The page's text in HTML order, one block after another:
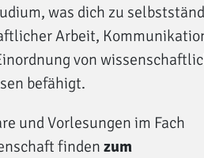
was dich zu
Arbeit,
von
befähigt.
und Vorlesungen im Fach
finden zum